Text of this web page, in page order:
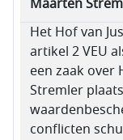
Maarten
Het Hof van
artikel 2 VEU
een zaak over
Stremler
conflicten